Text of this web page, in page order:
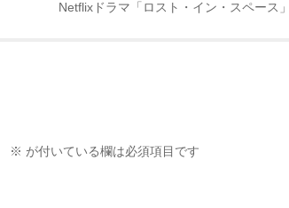
Netflixドラマ「ロスト・イン・スペース」
※ が付いている欄は必須項目です